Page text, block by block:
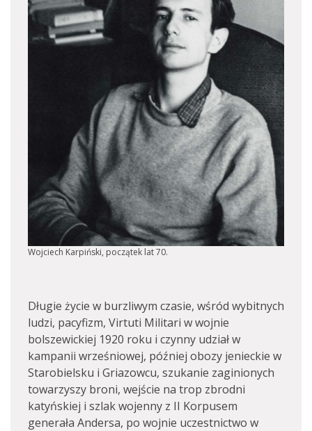
Wojciech Karpiński, początek lat 70.
Długie życie w burzliwym czasie, wśród wybitnych
ludzi, pacyfizm, Virtuti Militari w wojnie
bolszewickiej 1920 roku i czynny udział w
kampanii wrześniowej, później obozy jenieckie w
Starobielsku i Griazowcu, szukanie zaginionych
towarzyszy broni, wejście na trop zbrodni
katyńskiej i szlak wojenny z II Korpusem
generała Andersa, po wojnie uczestnictwo w